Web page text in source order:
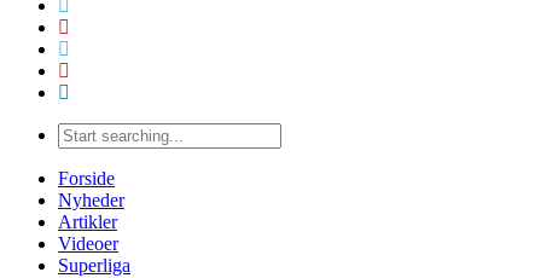
Forside
Nyheder
Artikler
Videoer
Superliga